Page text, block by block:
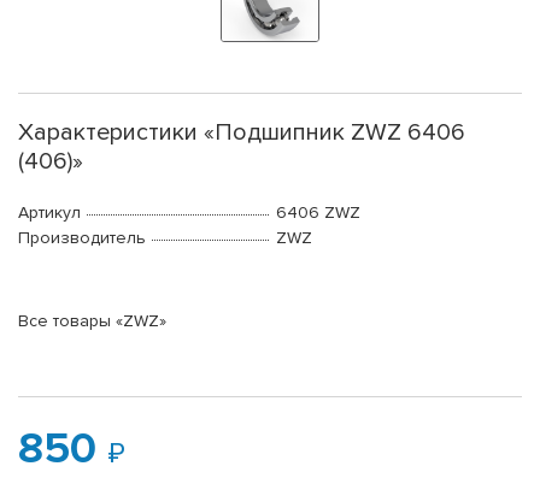
Характеристики «Подшипник ZWZ 6406
(406)»
Артикул
6406 ZWZ
Производитель
ZWZ
Все товары «ZWZ»
850